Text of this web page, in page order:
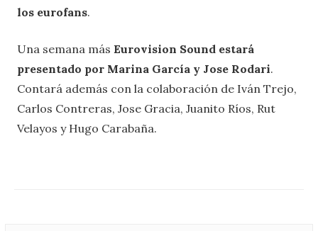
los eurofans.
Una semana más Eurovision Sound estará
presentado por Marina García y Jose Rodari.
Contará además con la colaboración de Iván Trejo,
Carlos Contreras, Jose Gracia, Juanito Ríos, Rut
Velayos y Hugo Carabaña.